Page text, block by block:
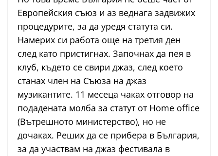
Европейския съюз и аз веднага задвижих
процедурите, за да уредя статута си.
Намерих си работа още на третия ден
след като пристигнах. Започнах да пея в
клуб, където се свири джаз, след което
станах член на Съюза на джаз
музикантите. 11 месеца чаках отговор на
подадената молба за статут от Home office
(Вътрешното министерство), но не
дочаках. Реших да се прибера в България,
за да участвам на джаз фестивала в